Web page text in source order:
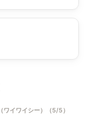
ワイワイシー） （5/5 ）